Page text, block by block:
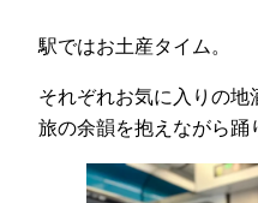
駅ではお土産タイム。
それぞれお気に入りの地
旅の余韻を抱えながら踊